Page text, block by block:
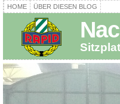
HOME ÜBER DIESEN BLOG